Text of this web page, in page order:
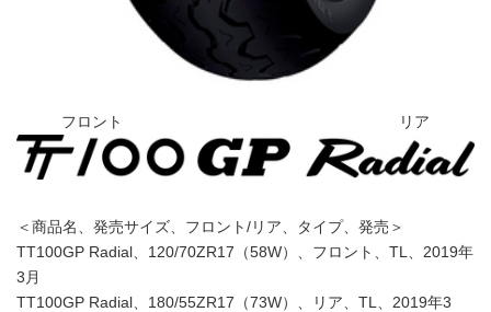
フロント リア
＜商品名、発売サイズ、フロント/リア、タイプ、発売＞
TT100GP Radial、120/70ZR17（58W）、フロント、TL、2019年
3月
TT100GP Radial、180/55ZR17（73W）、リア、TL、2019年3